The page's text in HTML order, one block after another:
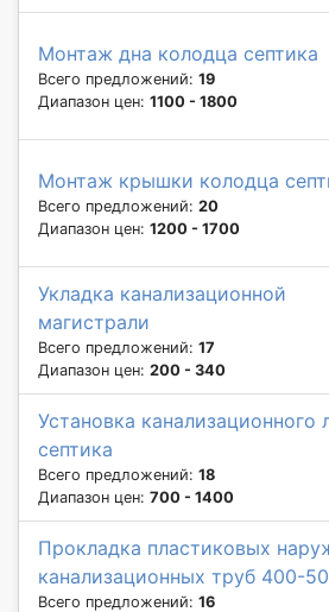
Монтаж дна колодца септика
Всего предложений: 19
Диапазон цен: 1100 - 1800
Монтаж крышки колодца
Всего предложений: 20
Диапазон цен: 1200 - 1700
Укладка канализационной
магистрали
Всего предложений: 17
Диапазон цен: 200 - 340
Установка канализационного
септика
Всего предложений: 18
Диапазон цен: 700 - 1400
Прокладка пластиковых
канализационных труб 400-
Всего предложений: 16